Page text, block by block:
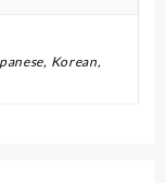
Korean,